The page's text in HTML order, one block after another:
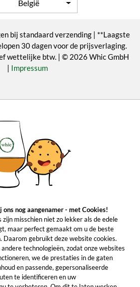
België
bij standaard verzending | **Laagste
30 dagen voor de prijsverlaging.
wettelijke btw. | © 2026 Whic GmbH
| Impressum
nog aangenamer - met Cookies!
zijn misschien niet zo lekker als de edele
maar perfect gemaakt om u de beste
Daarom gebruikt deze website cookies.
technologieën, zodat onze websites
we de prestaties in de gaten
en passende, gepersonaliseerde
te identificeren en uw